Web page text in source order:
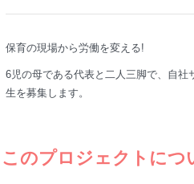
保育の現場から労働を変える!
6児の母である代表と二人三脚で、自
生を募集します。
このプロジェクトにつ